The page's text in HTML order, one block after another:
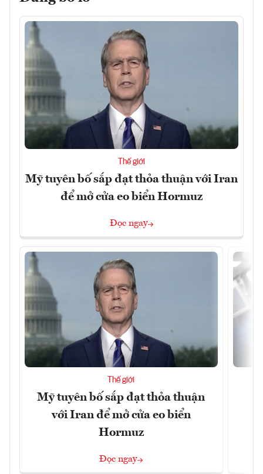
Thế giới
Mỹ tuyên bố sắp đạt thỏa thuận với Iran
để mở cửa eo biển Hormuz
Đọc ngay
Thế giới
Mỹ tuyên bố sắp đạt thỏa thuận
với Iran để mở cửa eo biển
Hormuz
Đọc ngay